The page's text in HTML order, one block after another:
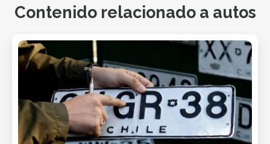
Contenido relacionado a autos